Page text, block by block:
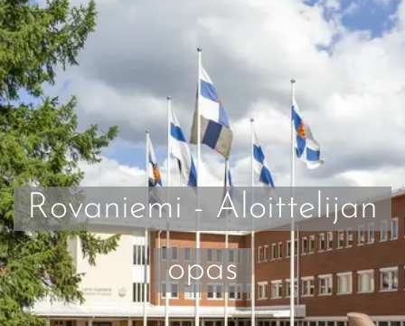
Rovaniemi - Aloittelijan
opas